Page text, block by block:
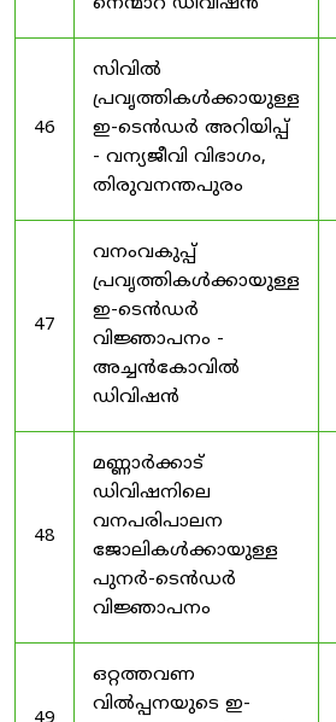
46
സിവിൽ
പ്രവൃത്തികൾക്കായുള്ള
ഇ-ടെൻഡർ അറിയിപ്പ്
- വന്യജീവി വിഭാഗം,
തിരുവനന്തപുരം
47
വനംവകുപ്പ്
പ്രവൃത്തികൾക്കായുള്ള
ഇ-ടെൻഡർ
വിജ്ഞാപനം -
അച്ചൻകോവിൽ
ഡിവിഷൻ
48
മണ്ണാർക്കാട്
ഡിവിഷനിലെ
വനപരിപാലന
ജോലികൾക്കായുള്ള
പുനർ-ടെൻഡർ
വിജ്ഞാപനം
ഒറ്റത്തവണ
വിൽപ്പനയുടെ ഇ-